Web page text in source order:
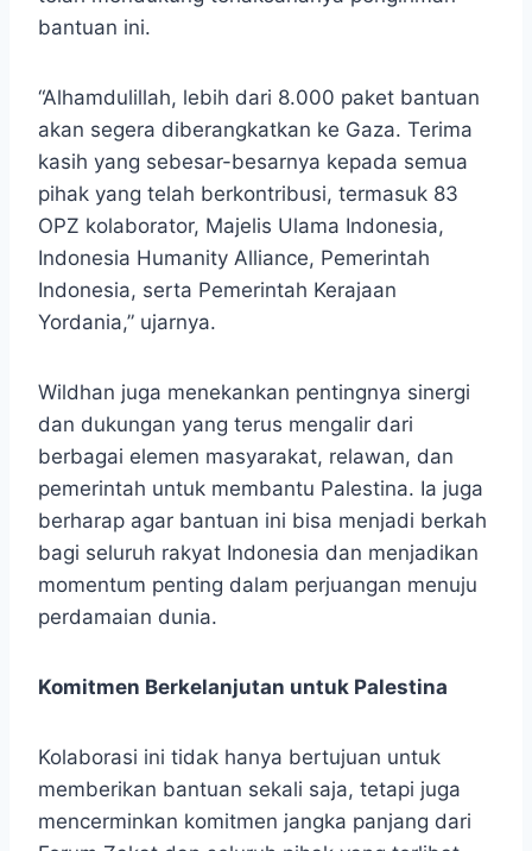
bantuan ini.
“Alhamdulillah, lebih dari 8.000 paket bantuan
akan segera diberangkatkan ke Gaza. Terima
kasih yang sebesar-besarnya kepada semua
pihak yang telah berkontribusi, termasuk 83
OPZ kolaborator, Majelis Ulama Indonesia,
Indonesia Humanity Alliance, Pemerintah
Indonesia, serta Pemerintah Kerajaan
Yordania,” ujarnya.
Wildhan juga menekankan pentingnya sinergi
dan dukungan yang terus mengalir dari
berbagai elemen masyarakat, relawan, dan
pemerintah untuk membantu Palestina. Ia juga
berharap agar bantuan ini bisa menjadi berkah
bagi seluruh rakyat Indonesia dan menjadikan
momentum penting dalam perjuangan menuju
perdamaian dunia.
Komitmen Berkelanjutan untuk Palestina
Kolaborasi ini tidak hanya bertujuan untuk
memberikan bantuan sekali saja, tetapi juga
mencerminkan komitmen jangka panjang dari